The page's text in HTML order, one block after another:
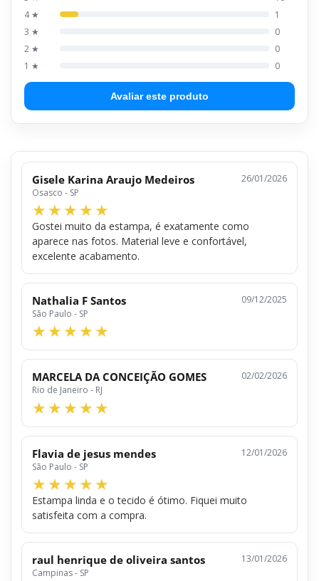
4 ★
1
3 ★
0
2 ★
0
1 ★
0
Avaliar este produto
Gisele Karina Araujo Medeiros
Osasco - SP
26/01/2026
Gostei muito da estampa, é exatamente como
aparece nas fotos. Material leve e confortável,
excelente acabamento.
Nathalia F Santos
São Paulo - SP
09/12/2025
MARCELA DA CONCEIÇÃO GOMES
Rio de Janeiro - RJ
02/02/2026
Flavia de jesus mendes
São Paulo - SP
12/01/2026
Estampa linda e o tecido é ótimo. Fiquei muito
satisfeita com a compra.
raul henrique de oliveira santos
Campinas - SP
13/01/2026